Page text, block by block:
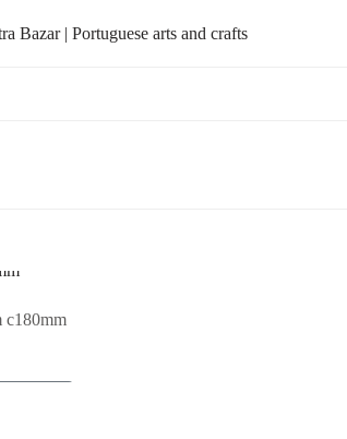
c180mm